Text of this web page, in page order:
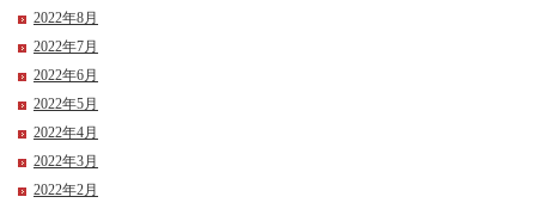
2022年8月
2022年7月
2022年6月
2022年5月
2022年4月
2022年3月
2022年2月